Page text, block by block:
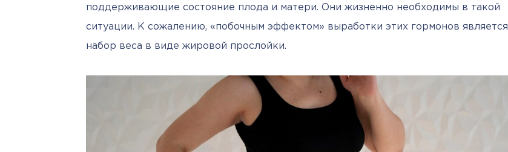
поддерживающие состояние плода и матери. Они жизненно необходимы в такой
ситуации. К сожалению, «побочным эффектом» выработки этих гормонов является
набор веса в виде жировой прослойки.